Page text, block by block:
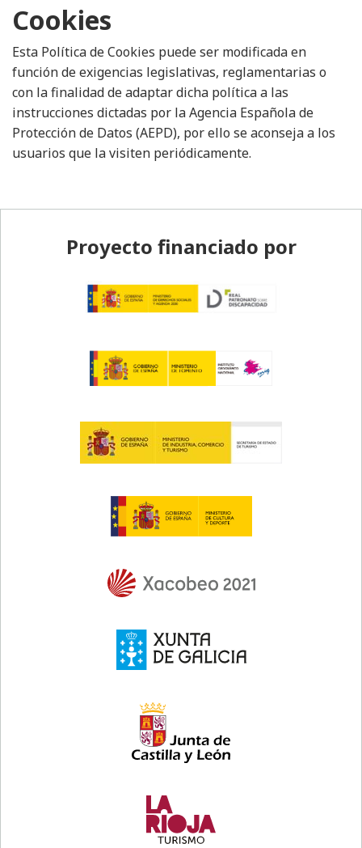
Cookies
Esta Política de Cookies puede ser modificada en
función de exigencias legislativas, reglamentarias o
con la finalidad de adaptar dicha política a las
instrucciones dictadas por la Agencia Española de
Protección de Datos (AEPD), por ello se aconseja a los
usuarios que la visiten periódicamente.
Proyecto financiado por